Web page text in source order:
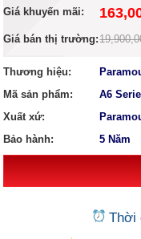
Giá khuyến mãi:
Giá bán thị trường:
Thương hiệu:
Mã sản phẩm:
A6
Xuất xứ:
Bảo hành:
5 Năm
Thời